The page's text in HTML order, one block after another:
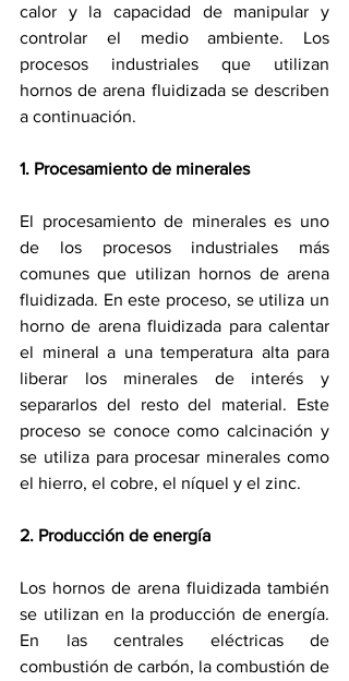
calor y la capacidad de manipular y
controlar el medio ambiente. Los
procesos industriales que utilizan
hornos de arena fluidizada se describen
a continuación.
1. Procesamiento de minerales
El procesamiento de minerales es uno
de los procesos industriales más
comunes que utilizan hornos de arena
fluidizada. En este proceso, se utiliza un
horno de arena fluidizada para calentar
el mineral a una temperatura alta para
liberar los minerales de interés y
separarlos del resto del material. Este
proceso se conoce como calcinación y
se utiliza para procesar minerales como
el hierro, el cobre, el níquel y el zinc.
2. Producción de energía
Los hornos de arena fluidizada también
se utilizan en la producción de energía.
En las centrales eléctricas de
combustión de carbón, la combustión de